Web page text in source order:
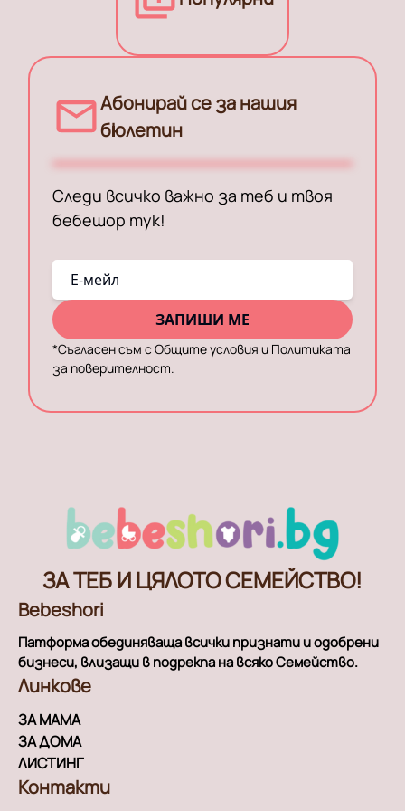
Абонирай се за нашия
бюлетин
Следи всичко важно за теб и твоя
бебешор тук!
E-мейл
ЗАПИШИ МЕ
*Съгласен съм с Общите условия и Политиката
за поверителност.
ЗА ТЕБ И ЦЯЛОТО СЕМЕЙСТВО!
Bebeshori
Патформа обединяваща всички признати и одобрени
бизнеси, влизащи в подрекпа на всяко Семейство.
Линкове
ЗА МАМА
ЗА ДОМА
ЛИСТИНГ
Контакти